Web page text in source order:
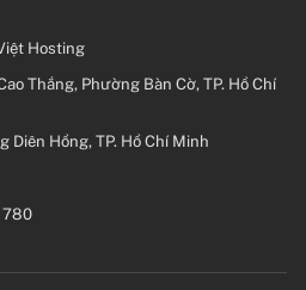
Hosting
Thắng, Phường Bàn Cờ, TP. Hồ Chí
Diên Hồng, TP. Hồ Chí Minh
780